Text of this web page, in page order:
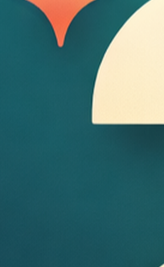
aspecto flexibles
relaciones de aspecto y
para resultados de nivel
y degradados suaves
16:9, 21:9 e historias
4K sin ruido adicional